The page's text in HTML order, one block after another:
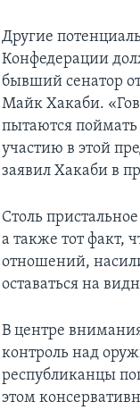
Другие
Конфедерации
бывший сенатор
Майк Хакаби.
пытаются
участию в этой
заявил Хакаби в
Столь
а также тот факт,
отношений,
оставаться на
В центре внимания
контроль над
республиканцы
этом